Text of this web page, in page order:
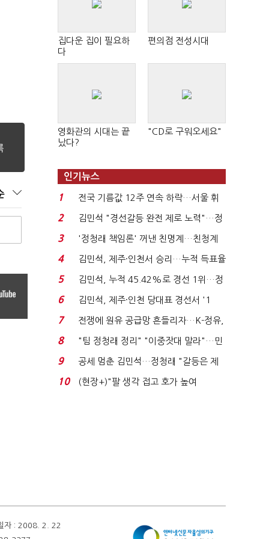
집다운 집이 필요하
다
편의점 전성시대
영화관의 시대는 끝
났다?
"CD로 구워오세요"
인기뉴스
1
전국 기름값 12주 연속 하락…서울 휘
발윳값 1909원...
2
김민석 "경선갈등 완전 제로 노력"…정
청래 "반명 공세 사...
3
'정청래 책임론' 꺼낸 친명계…친청계
는 추가투표 때리기...
4
김민석, 제주·인천서 승리…누적 득표율
'1위 탈환'(종합)...
5
김민석, 누적 45.42%로 경선 1위…정
청래와 격차 0.86%p(...
6
김민석, 제주·인천 당대표 경선서 '1
위'(1보)...
7
전쟁에 원유 공급망 흔들리자…K-정유,
에너지안보 핵심...
8
"팀 정청래 정리" "이중잣대 말라"…민
주 최고위원 계파 다...
9
공세 멈춘 김민석…정청래 "갈등은 제
가 수습"
10
(현장+)"팔 생각 접고 호가 높여
자 : 2008. 2. 22